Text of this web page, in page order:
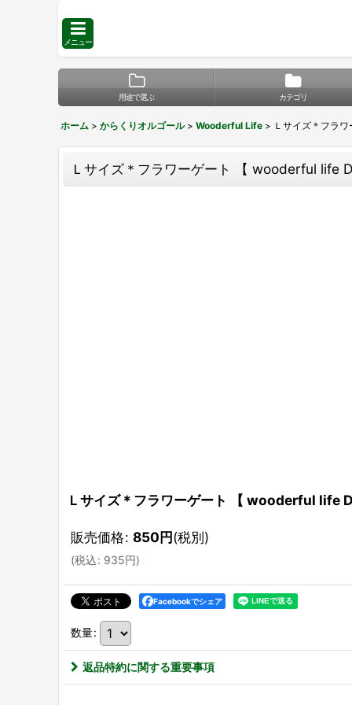
メニュー
用途で選ぶ カテゴリ
ホーム > からくりオルゴール > Wooderful Life > Ｌサイズ＊フラ
Ｌサイズ＊フラワーゲート 【 wooderful life
Ｌサイズ＊フラワーゲート 【 wooderful life
販売価格: 850円(税別)
(税込: 935円)
Facebookでシェア
数量:
返品特約に関する重要事項